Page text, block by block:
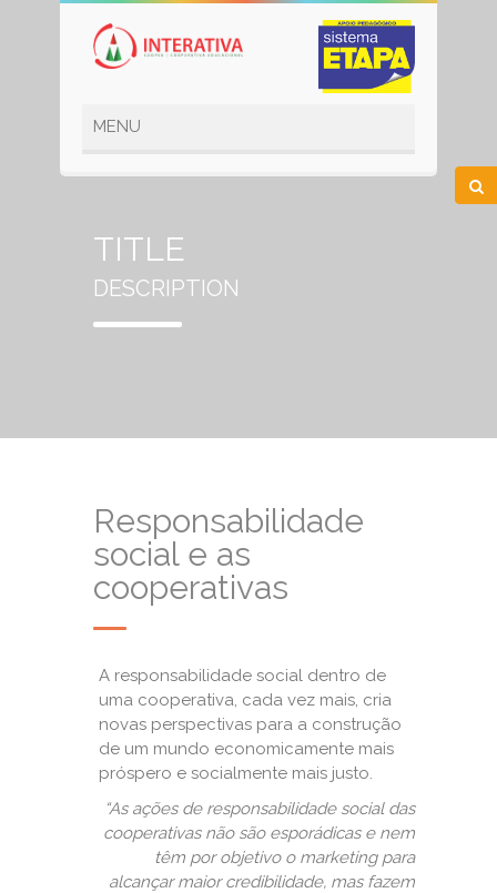
TITLE
DESCRIPTION
Responsabilidade
social e as
cooperativas
A responsabilidade social dentro de
uma cooperativa, cada vez mais, cria
novas perspectivas para a construção
de um mundo economicamente mais
próspero e socialmente mais justo.
“As ações de responsabilidade social das
cooperativas não são esporádicas e nem
têm por objetivo o marketing para
alcançar maior credibilidade, mas fazem